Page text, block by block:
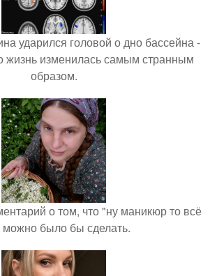
ударился головой о дно бассейна -
жизнь изменилась самым странным
образом.
о том, что "ну маникюр то всё
можно было бы сделать.